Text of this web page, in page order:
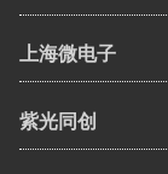
上海微电子
紫光同创